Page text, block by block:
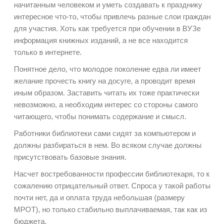
начитанным человеком и уметь создавать к празднику
интересное что-то, чтобы привлечь разные слои граждан
для участия. Хоть как требуется при обучении в ВУЗе
информация книжных изданий, а не все находится
только в интернете.
Понятное дело, что молодое поколение едва ли имеет
желание прочесть книгу на досуге, а проводит время
иным образом. Заставить читать их тоже практически
невозможно, а необходим интерес со стороны самого
читающего, чтобы понимать содержание и смысл.
Работники библиотеки сами сидят за компьютером и
должны разбираться в нем. Во всяком случае должны
присутствовать базовые знания.
Насчет востребованности профессии библиотекаря, то к
сожалению отрицательный ответ. Спроса у такой работы
почти нет, да и оплата труда небольшая (размеру
МРОТ), но только стабильно выплачиваемая, так как из
бюджета.